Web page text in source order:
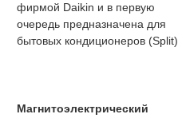
фирмой Daikin и в первую
очередь предназначена для
бытовых кондиционеров (Split)
Магнитоэлектрический